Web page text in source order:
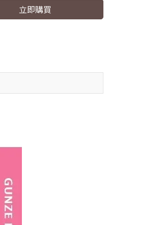
立即購買